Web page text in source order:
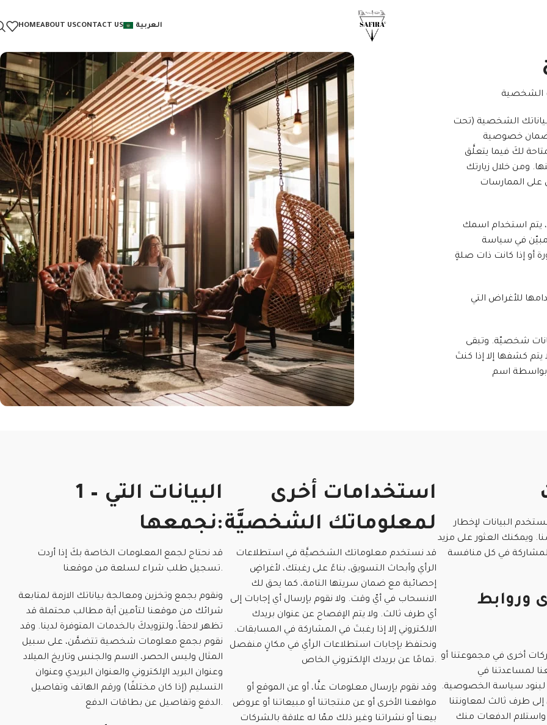
HOMEABOUT USCONTACT US العربية
الشخصية (تحت
لضمان خصوصية
لكَ فيما يتعلَّق
ومن خلال زيارتك
على الممارسات
يتم استخدام اسمك
في سياسة
أو إذا كانت ذات صلةٍ
للأغراض التي
شخصيّة. وتبقى
كشفها إلا إذا كنتَ
بواسطة اسم
1 – البيانات التي
نجمعها:
قد نحتاج لجمع المعلومات الخاصة بكَ إذا أردت
تسجيل طلب شراء لسلعة من موقعنا.
ونقوم بجمع وتخزين ومعالجة بياناتك الازمة لمتابعة
شرائك من موقعنا لتأمين أية مطالب محتملة قد
تظهر لاحقاً، ولتزويدكَ بالخدمات المتوفرة لدينا. وقد
نقوم بجمع معلومات شخصية تتضمَّن، على سبيل
المثال وليس الحصر، الاسم والجنس وتاريخ الميلاد
وعنوان البريد الإلكتروني والعنوان البريدي وعنوان
التسليم (إذا كان مختلفًا) ورقم الهاتف وتفاصيل
الدفع وتفاصيل عن بطاقات الدفع.
استخدامات أخرى
لمعلوماتك الشخصيَّة
قد نستخدم معلوماتك الشخصيَّة في استطلاعات
الرأي وأبحاث التسويق، بناءً على رغبتك، لأغراضٍ
إحصائية مع ضمان سريتها التامة، كما يحق لك
الانسحاب في أيّ وقت. ولا نقوم بإرسال أي إجابات إلى
أي طرف ثالث. ولا يتم الإفصاح عن عنوان بريدك
الالكتروني إلا إذا رغبتَ في المشاركة في المسابقات.
ونحتفظ بإجابات استطلاعات الرأي في مكانٍ منفصل
تمامًا عن بريدك الإلكتروني الخاص.
وقد نقوم بإرسال معلومات عنَّا، أو عن الموقع أو
مواقعنا الأخرى أو عن منتجاتنا أو مبيعاتنا أو عروض
بيعنا أو نشراتنا وغير ذلك ممّا له علاقة بالشركات
البيانات لإخطار
ويمكنك العثور على مزيد
في كل منافسة
وروابط
أخرى في مجموعتنا أو
لمساعدتنا في
لبنود سياسة الخصوصية.
طرف ثالث لمعاونتنا
الدفعات منك